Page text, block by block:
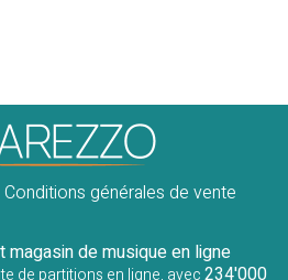
Conditions générales de vente
magasin de musique en ligne
de partitions en ligne, avec234'000